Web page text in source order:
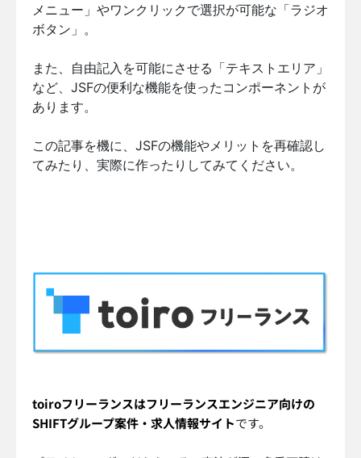
メニュー」やワンクリックで選択が可能な「ラジオ
ボタン」。
また、自由記入を可能にさせる「テキストエリア」
など、JSFの便利な機能を使ったコンポーネントが
あります。
この記事を機に、JSFの機能やメリットを再確認し
てみたり、実際に作ったりしてみてください。
toiroフリーランスはフリーランスエンジニア向けの
SHIFTグループ案件・求人情報サイトです。